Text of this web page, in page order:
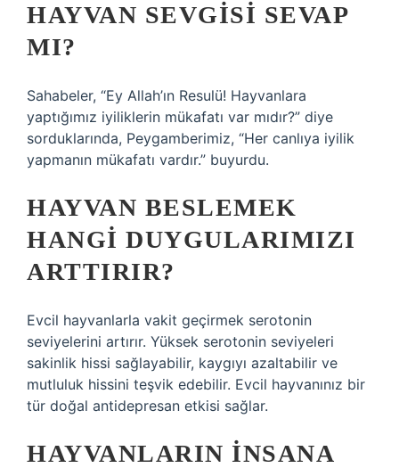
HAYVAN SEVGISI SEVAP
MI?
Sahabeler, “Ey Allah’ın Resulü! Hayvanlara
yaptığımız iyiliklerin mükafatı var mıdır?” diye
sorduklarında, Peygamberimiz, “Her canlıya iyilik
yapmanın mükafatı vardır.” buyurdu.
HAYVAN BESLEMEK
HANGI DUYGULARIMIZI
ARTTIRIR?
Evcil hayvanlarla vakit geçirmek serotonin
seviyelerini artırır. Yüksek serotonin seviyeleri
sakinlik hissi sağlayabilir, kaygıyı azaltabilir ve
mutluluk hissini teşvik edebilir. Evcil hayvanınız bir
tür doğal antidepresan etkisi sağlar.
HAYVANLARIN INSANA